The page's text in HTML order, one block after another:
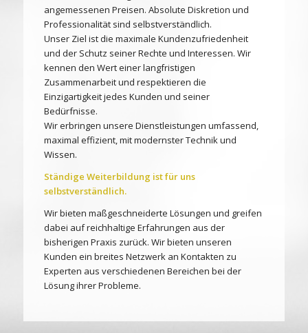
angemessenen Preisen. Absolute Diskretion und
Professionalität sind selbstverständlich.
Unser Ziel ist die maximale Kundenzufriedenheit
und der Schutz seiner Rechte und Interessen. Wir
kennen den Wert einer langfristigen
Zusammenarbeit und respektieren die
Einzigartigkeit jedes Kunden und seiner
Bedürfnisse.
Wir erbringen unsere Dienstleistungen umfassend,
maximal effizient, mit modernster Technik und
Wissen.
Ständige Weiterbildung ist für uns
selbstverständlich.
Wir bieten maßgeschneiderte Lösungen und greifen
dabei auf reichhaltige Erfahrungen aus der
bisherigen Praxis zurück. Wir bieten unseren
Kunden ein breites Netzwerk an Kontakten zu
Experten aus verschiedenen Bereichen bei der
Lösung ihrer Probleme.